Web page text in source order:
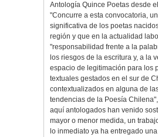
Antología Quince Poetas desde
"Concurre a esta convocatoria,
significativa de los poetas
región y que en la actualidad
"responsabilidad frente a la
los riesgos de la escritura y, a la
espacio de legitimación para los
textuales gestados en el sur de
contextualizados en alguna de
tendencias de la Poesía
aquí antologados han venido
mayor o menor medida, un
lo inmediato ya ha entregado